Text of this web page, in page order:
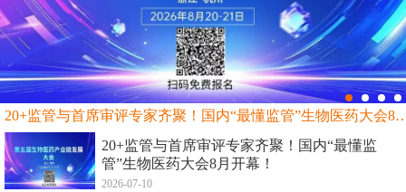
20+监管与首席审评专家齐聚！国内“最
20+监管与首席审评专家齐聚！国内“最懂监
管”生物医药大会8月开幕！
2026-07-10